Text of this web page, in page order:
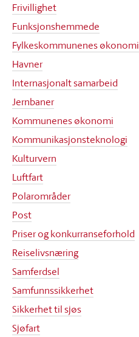
Frivillighet
Funksjonshemmede
Fylkeskommunenes økonomi
Havner
Internasjonalt samarbeid
Jernbaner
Kommunenes økonomi
Kommunikasjonsteknologi
Kulturvern
Luftfart
Polarområder
Post
Priser og konkurranseforhold
Reiselivsnæring
Samferdsel
Samfunnssikkerhet
Sikkerhet til sjøs
Sjøfart